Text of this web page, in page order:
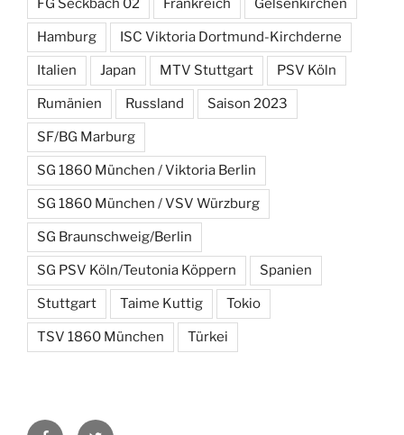
FG Seckbach 02 Frankreich Gelsenkirchen
Hamburg ISC Viktoria Dortmund-Kirchderne
Italien Japan MTV Stuttgart PSV Köln
Rumänien Russland Saison 2023
SF/BG Marburg
SG 1860 München / Viktoria Berlin
SG 1860 München / VSV Würzburg
SG Braunschweig/Berlin
SG PSV Köln/Teutonia Köppern Spanien
Stuttgart Taime Kuttig Tokio
TSV 1860 München Türkei
FacebookTwitter